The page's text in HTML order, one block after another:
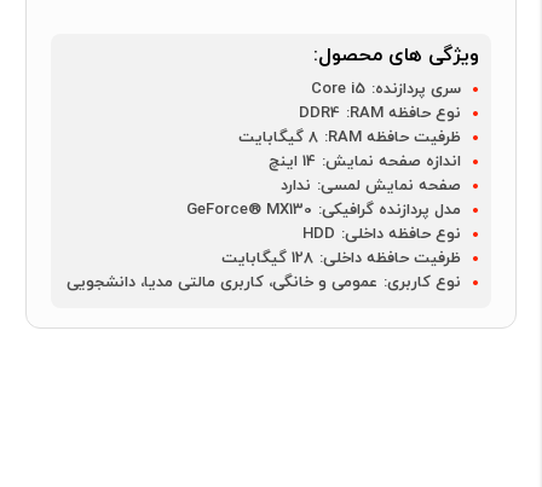
ویژگی های محصول:
سری پردازنده: Core i5
نوع حافظه RAM:
DDR4
ظرفیت حافظه RAM:
8 گیگابایت
اندازه صفحه نمایش: 14 اینچ
صفحه نمایش لمسی: ندارد
مدل پردازنده گرافیکی: GeForce® MX130
نوع حافظه داخلی: HDD
ظرفیت حافظه داخلی: 128 گیگابایت
نوع کاربری: عمومی و خانگی، کاربری مالتی مدیا، دانشجویی